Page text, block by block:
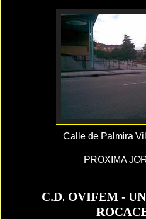
Calle de Palmira
PROXIMA
C.D. OVIFEM -